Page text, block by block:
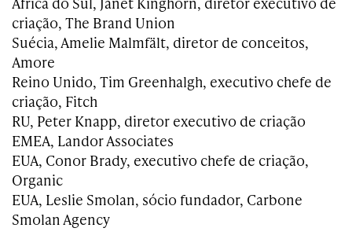
criação, The Brand Union
Suécia, Amelie Malmfält, diretor de conceitos,
Amore
Reino Unido, Tim Greenhalgh, executivo chefe de
criação, Fitch
RU, Peter Knapp, diretor executivo de criação
EMEA, Landor Associates
EUA, Conor Brady, executivo chefe de criação,
Organic
EUA, Leslie Smolan, sócio fundador, Carbone
Smolan Agency